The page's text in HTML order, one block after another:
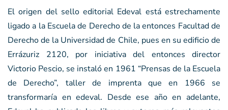
El origen del sello editorial Edeval está estrechamente
ligado a la Escuela de Derecho de la entonces Facultad de
Derecho de la Universidad de Chile, pues en su edificio de
Errázuriz 2120, por iniciativa del entonces director
Victorio Pescio, se instaló en 1961 “Prensas de la Escuela
de Derecho”, taller de imprenta que en 1966 se
transformaría en edeval. Desde ese año en adelante,